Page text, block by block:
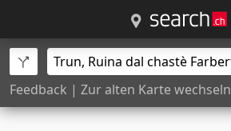
Feedback | Zur alten Karte wechseln